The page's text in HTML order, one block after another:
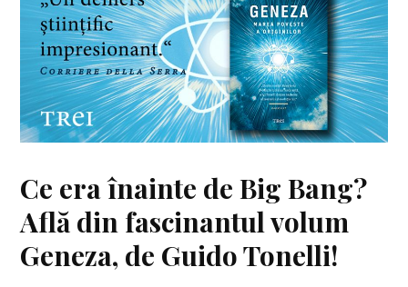
Ce era înainte de Big Bang?
Află din fascinantul volum
Geneza, de Guido Tonelli!